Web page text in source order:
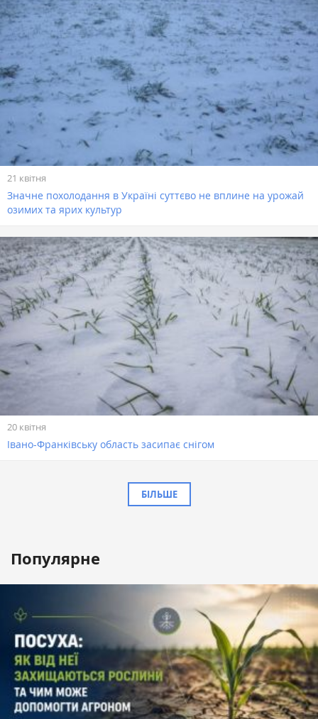
21 квітня
Значне похолодання в Україні суттєво не вплине на урожай
озимих та ярих культур
20 квітня
Івано-Франківську область засипає снігом
БІЛЬШЕ
Популярне